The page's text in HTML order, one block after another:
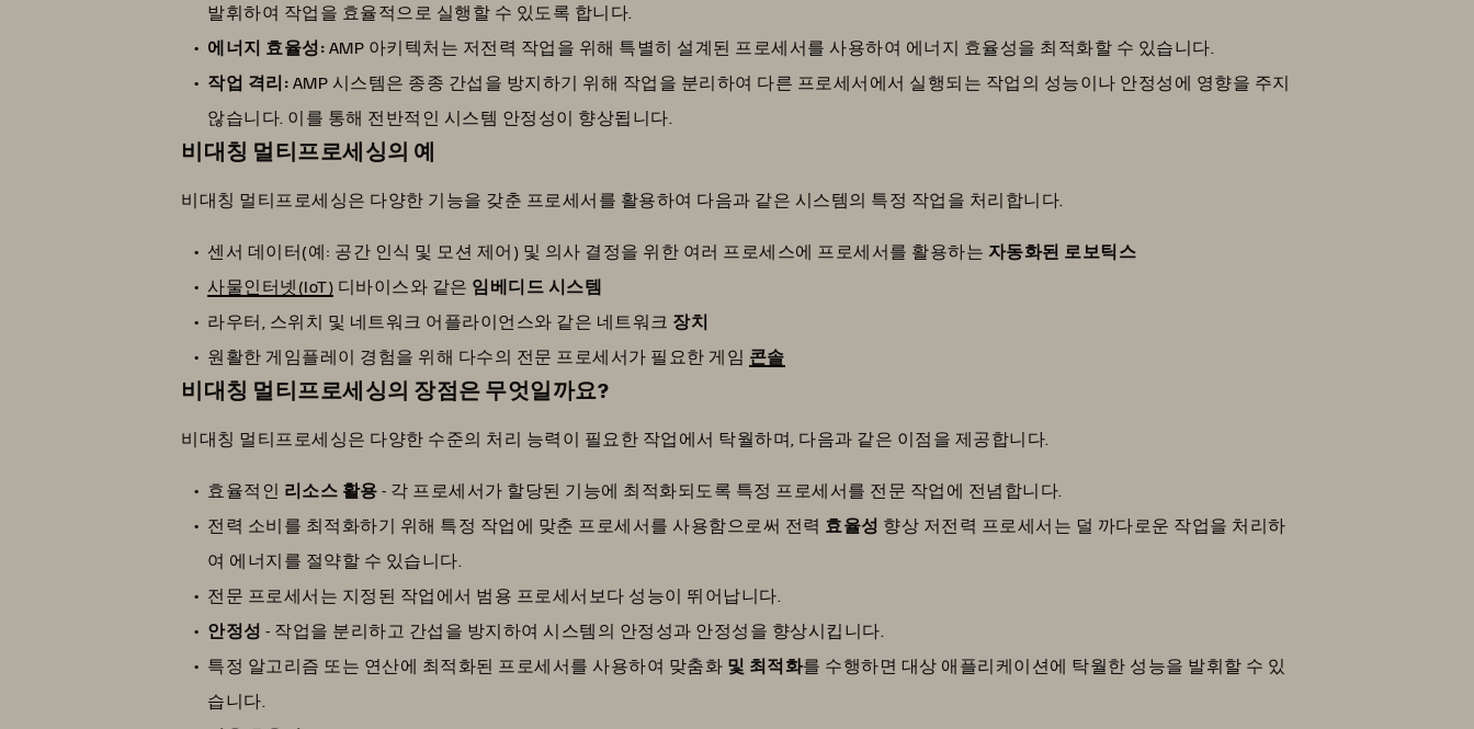
발휘하여 작업을 효율적으로 실행할 수 있도록 합니다.
에너지 효율성: AMP 아키텍처는 저전력 작업을 위해 특별히 설계된 프로세서를 사용하여 에너지 효율성을 최적화할 수 있습니다.
작업 격리: AMP 시스템은 종종 간섭을 방지하기 위해 작업을 분리하여 다른 프로세서에서 실행되는 작업의 성능이나 안정성에 영향을 주지
않습니다. 이를 통해 전반적인 시스템 안정성이 향상됩니다.
비대칭 멀티프로세싱의 예
비대칭 멀티프로세싱은 다양한 기능을 갖춘 프로세서를 활용하여 다음과 같은 시스템의 특정 작업을 처리합니다.
센서 데이터(예: 공간 인식 및 모션 제어) 및 의사 결정을 위한 여러 프로세스에 프로세서를 활용하는 자동화된 로보틱스
사물인터넷(IoT) 디바이스와 같은 임베디드 시스템
라우터, 스위치 및 네트워크 어플라이언스와 같은 네트워크 장치
원활한 게임플레이 경험을 위해 다수의 전문 프로세서가 필요한 게임 콘솔
비대칭 멀티프로세싱의 장점은 무엇일까요?
비대칭 멀티프로세싱은 다양한 수준의 처리 능력이 필요한 작업에서 탁월하며, 다음과 같은 이점을 제공합니다.
효율적인 리소스 활용- 각 프로세서가 할당된 기능에 최적화되도록 특정 프로세서를 전문 작업에 전념합니다.
전력 소비를 최적화하기 위해 특정 작업에 맞춘 프로세서를 사용함으로써 전력 효율성 향상 저전력 프로세서는 덜 까다로운 작업을 처리하
여 에너지를 절약할 수 있습니다.
전문 프로세서 는 지정된 작업에서 범용 프로세서보다 성능이 뛰어납니다.
안정성- 작업을 분리하고 간섭을 방지하여 시스템의 안정성과 안정성을 향상시킵니다.
특정 알고리즘 또는 연산에 최적화된 프로세서를 사용하여 맞춤화 및 최적화를 수행하면 대상 애플리케이션에 탁월한 성능을 발휘할 수 있
습니다.